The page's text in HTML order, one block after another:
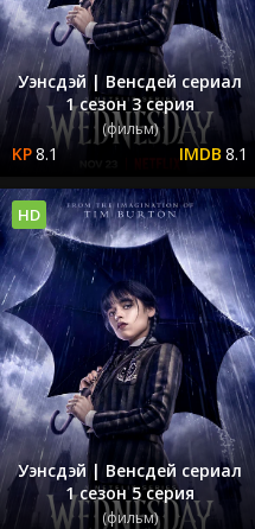
Уэнсдэй | Венсдей сериал
1 сезон 3 серия
(фильм)
8.1 8.1
Уэнсдэй | Венсдей сериал
1 сезон 5 серия
(фильм)
HD